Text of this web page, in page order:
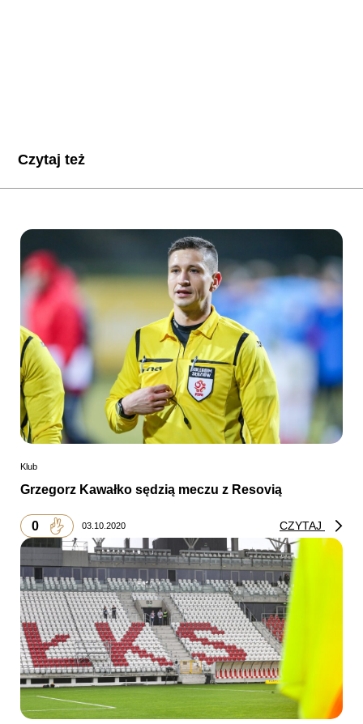
Czytaj też
Klub
Grzegorz Kawałko sędzią meczu z Resovią
0 03.10.2020 CZYTAJ